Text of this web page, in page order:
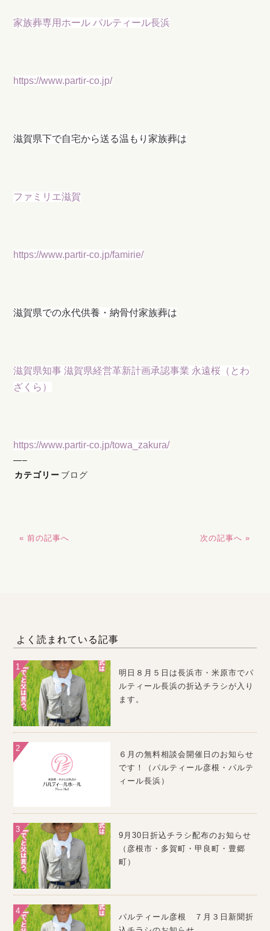
家族葬専用ホール パルティール長浜
https://www.partir-co.jp/
滋賀県下で自宅から送る温もり家族葬は
ファミリエ滋賀
https://www.partir-co.jp/famirie/
滋賀県での永代供養・納骨付家族葬は
滋賀県知事 滋賀県経営革新計画承認事業 永遠桜（とわ
ざくら）
https://www.partir-co.jp/towa_zakura/
—–
カテゴリー ブログ
« 前の記事へ 次の記事へ »
よく読まれている記事
明日８月５日は長浜市・米原市でパ
ルティール長浜の折込チラシが入り
ます。
６月の無料相談会開催日のお知らせ
です！（パルティール彦根・パルテ
ィール長浜）
9月30日折込チラシ配布のお知らせ
（彦根市・多賀町・甲良町・豊郷
町）
パルティール彦根 ７月３日新聞折